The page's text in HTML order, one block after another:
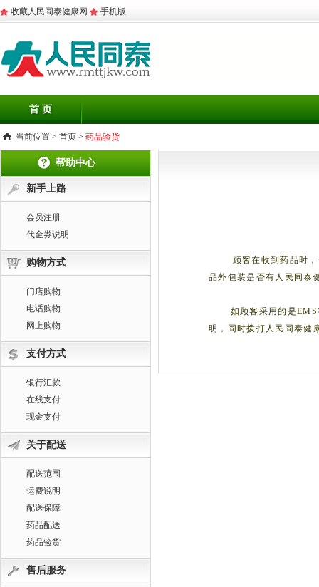
收藏人民同泰健康网 手机版
首 页
当前位置 > 首页 > 药品验货
帮助中心
新手上路
会员注册
代金券说明
购物方式
门店购物
电话购物
网上购物
支付方式
银行汇款
在线支付
现金支付
关于配送
配送范围
运费说明
配送保障
药品配送
药品验货
售后服务
顾客在收到药品时
品外包装是否有人民同泰
如顾客采用的是EMS
明，同时拨打人民同泰健